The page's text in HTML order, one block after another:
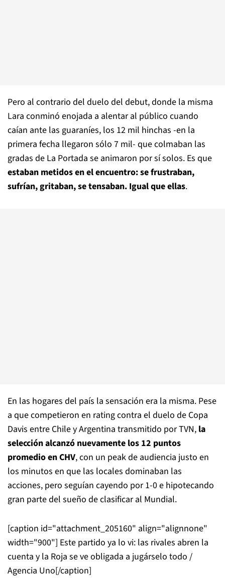
Pero al contrario del duelo del debut, donde la misma
Lara conminó enojada a alentar al público cuando
caían ante las guaraníes, los 12 mil hinchas -en la
primera fecha llegaron sólo 7 mil- que colmaban las
gradas de La Portada se animaron por sí solos. Es que
estaban metidos en el encuentro: se frustraban,
sufrían, gritaban, se tensaban. Igual que ellas.
En las hogares del país la sensación era la misma. Pese
a que competieron en rating contra el duelo de Copa
Davis entre Chile y Argentina transmitido por TVN, la
selección alcanzó nuevamente los 12 puntos
promedio en CHV, con un peak de audiencia justo en
los minutos en que las locales dominaban las
acciones, pero seguían cayendo por 1-0 e hipotecando
gran parte del sueño de clasificar al Mundial.
[caption id="attachment_205160" align="alignnone"
width="900"] Este partido ya lo vi: las rivales abren la
cuenta y la Roja se ve obligada a jugárselo todo /
Agencia Uno[/caption]